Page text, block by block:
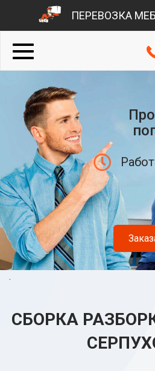
ПЕРЕВОЗКА
.
СБОРКА